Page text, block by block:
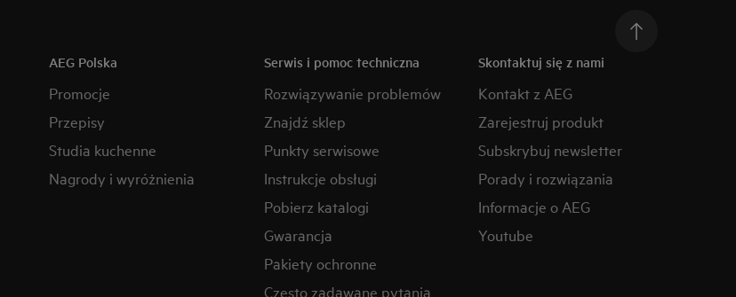
AEG Polska
Promocje
Przepisy
Studia kuchenne
Nagrody i wyróżnienia
Serwis i pomoc techniczna
Rozwiązywanie problemów
Znajdź sklep
Punkty serwisowe
Instrukcje obsługi
Pobierz katalogi
Gwarancja
Pakiety ochronne
Często zadawane pytania
Skontaktuj się z nami
Kontakt z AEG
Zarejestruj produkt
Subskrybuj newsletter
Porady i rozwiązania
Informacje o AEG
Youtube